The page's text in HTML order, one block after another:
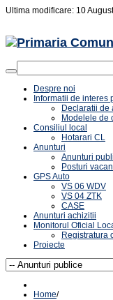
Ultima modificare: 10
Despre noi
Informatii de interes
Declaratii de
Modelele de
Consiliul local
Hotarari CL
Anunturi
Anunturi
Posturi
GPS Auto
VS 06 WDV
VS 04 ZTK
CASE
Anunturi achizitii
Monitorul Oficial
Registratura
Proiecte
Home/